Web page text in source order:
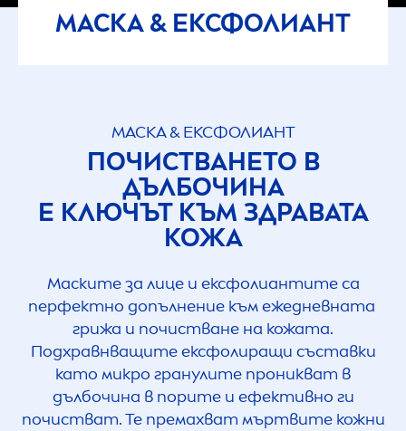
МАСКА & ЕКСФОЛИАНТ
МАСКА & ЕКСФОЛИАНТ
ПОЧИСТВАНЕТО В
ДЪЛБОЧИНА
Е КЛЮЧЪТ КЪМ ЗДРАВАТА
КОЖА
Маските за лице и ексфолиантите са
перфектно допълнение към ежедневната
грижа и почистване на кожата.
Подхравнващите ексфолиращи съставки
като микро гранулите проникват в
дълбочина в порите и ефективно ги
почистват. Те премахват мъртвите кожни